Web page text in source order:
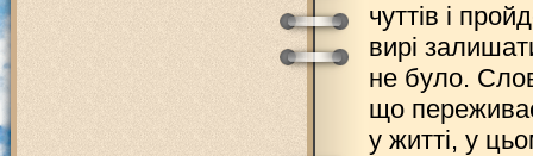
чуттів і
вирі
не було.
що
у житті, у